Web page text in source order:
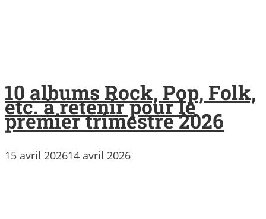
10 albums Rock, Pop, Folk,
etc. à retenir pour le
premier trimestre 2026
15 avril 202614 avril 2026